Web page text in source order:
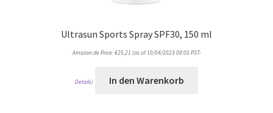
Ultrasun Sports Spray SPF30, 150 ml
Amazon.de Price:€25,21 (as of 10/04/2023 08:05 PST-
Details) In den Warenkorb